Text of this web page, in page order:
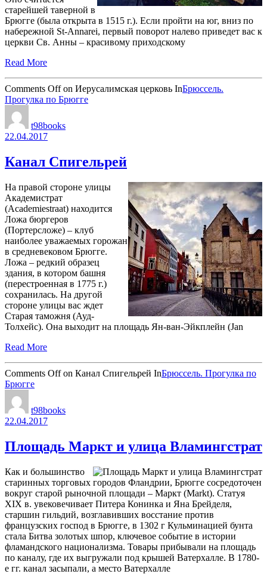
старейшей таверной в
Брюгге (была открыта в 1515 г.). Если пройти на юг, вниз по
набережной St-Annarei, первый поворот налево приведет вас к
церкви Св. Анны – красивому приходскому
Read More
Comments Offon Иерусалимская церковь InБрюссель.
Прогулка по Брюгге
t98books
22.04.2017
Канал Спигельрей
На правой стороне улицы
Академистрат
(Academiestraat) находится
Ложа бюргеров
(Портерсложе) – клуб
наиболее уважаемых горожан
в средневековом Брюгге.
Ложа – редкий образец
здания, в котором башня
(перестроенная в 1775 г.)
сохранилась. На другой
стороне улицы вас ждет
Старая таможня (Ауд-
Толхейс). Она выходит на площадь Ян-ван-Эйкплейн (Jan
Read More
Comments Offon Канал Спигельрей InБрюссель. Прогулка по
Брюгге
t98books
22.04.2017
Площадь Маркт и улица Вламингстрат
Как и большинство
старинных торговых городов Фландрии, Брюгге сосредоточен
вокруг старой рыночной площади – Маркт (Markt). Статуя
XIX в. увековечивает Питера Конинка и Яна Брейделя,
старшин гильдий, возглавивших восстание против
французских господ в Брюгге, в 1302 г Кульминацией бунта
стала Битва золотых шпор, ключевое событие в истории
фламандского национализма. Товары прибывали на площадь
по каналу, где их выгружали под крышей Ватерхалле. В 1780-
е гг. канал засыпали, а место Ватерхалле